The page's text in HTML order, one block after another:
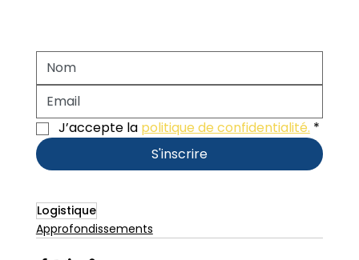
J’accepte la politique de confidentialité. *
S'inscrire
Logistique
Approfondissements